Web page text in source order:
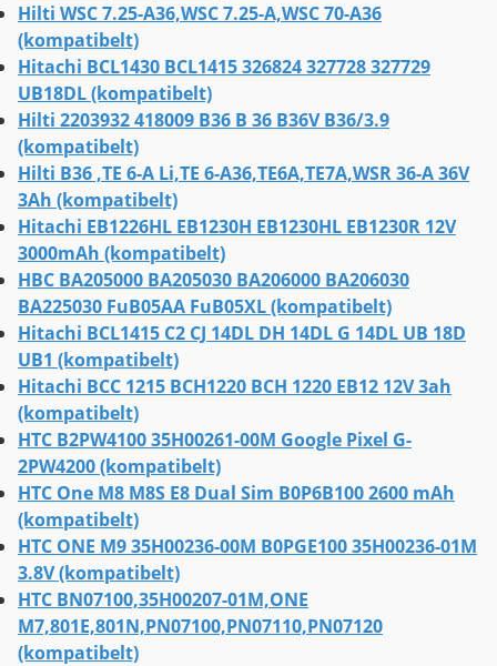
Hilti WSC 7.25-A36,WSC 7.25-A,WSC 70-A36
(kompatibelt)
Hitachi BCL1430 BCL1415 326824 327728 327729
UB18DL (kompatibelt)
Hilti 2203932 418009 B36 B 36 B36V B36/3.9
(kompatibelt)
Hilti B36 ,TE 6-A Li,TE 6-A36,TE6A,TE7A,WSR 36-A 36V
3Ah (kompatibelt)
Hitachi EB1226HL EB1230H EB1230HL EB1230R 12V
3000mAh (kompatibelt)
HBC BA205000 BA205030 BA206000 BA206030
BA225030 FuB05AA FuB05XL (kompatibelt)
Hitachi BCL1415 C2 CJ 14DL DH 14DL G 14DL UB 18D
UB1 (kompatibelt)
Hitachi BCC 1215 BCH1220 BCH 1220 EB12 12V 3ah
(kompatibelt)
HTC B2PW4100 35H00261-00M Google Pixel G-
2PW4200 (kompatibelt)
HTC One M8 M8S E8 Dual Sim B0P6B100 2600 mAh
(kompatibelt)
HTC ONE M9 35H00236-00M B0PGE100 35H00236-01M
3.8V (kompatibelt)
HTC BN07100,35H00207-01M,ONE
M7,801E,801N,PN07100,PN07110,PN07120
(kompatibelt)